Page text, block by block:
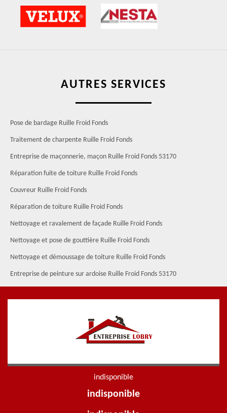
AUTRES SERVICES
Pose de bardage Ruille Froid Fonds
Traitement de charpente Ruille Froid Fonds
Entreprise de maçonnerie, maçon Ruille Froid Fonds 53170
Réparation fuite de toiture Ruille Froid Fonds
Couvreur Ruille Froid Fonds
Réparation de toiture Ruille Froid Fonds
Nettoyage et ravalement de façade Ruille Froid Fonds
Nettoyage et pose de gouttière Ruille Froid Fonds
Nettoyage et démoussage de toiture Ruille Froid Fonds
Entreprise de peinture sur ardoise Ruille Froid Fonds 53170
indisponible
indisponible